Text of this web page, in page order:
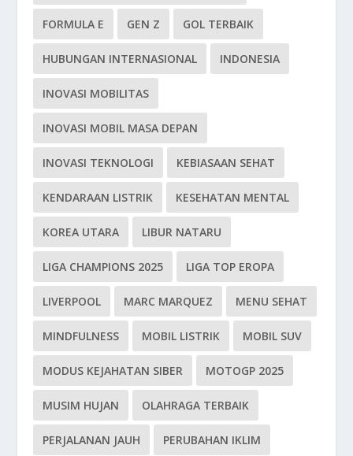
FORMULA E GEN Z GOL TERBAIK
HUBUNGAN INTERNASIONAL INDONESIA
INOVASI MOBILITAS
INOVASI MOBIL MASA DEPAN
INOVASI TEKNOLOGI KEBIASAAN SEHAT
KENDARAAN LISTRIK KESEHATAN MENTAL
KOREA UTARA LIBUR NATARU
LIGA CHAMPIONS 2025 LIGA TOP EROPA
LIVERPOOL MARC MARQUEZ MENU SEHAT
MINDFULNESS MOBIL LISTRIK MOBIL SUV
MODUS KEJAHATAN SIBER MOTOGP 2025
MUSIM HUJAN OLAHRAGA TERBAIK
PERJALANAN JAUH PERUBAHAN IKLIM